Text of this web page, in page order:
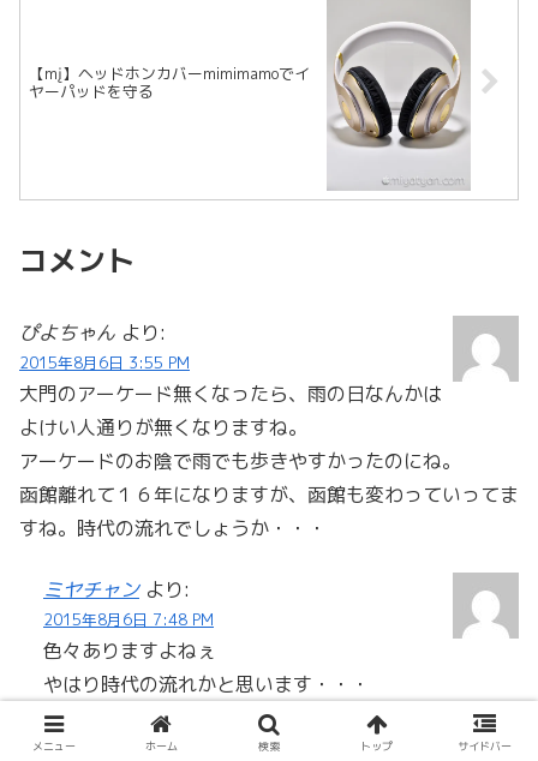
【mį】ヘッドホンカバーmimimamoでイ
ヤーパッドを守る
コメント
ぴよちゃん より:
2015年8月6日 3:55 PM
大門のアーケード無くなったら、雨の日なんかは
よけい人通りが無くなりますね。
アーケードのお陰で雨でも歩きやすかったのにね。
函館離れて１６年になりますが、函館も変わっていってま
すね。時代の流れでしょうか・・・
ミヤチャン より:
2015年8月6日 7:48 PM
色々ありますよねぇ
やはり時代の流れかと思います・・・
でも、これからの新しい大門の1歩と考えて
僕が出来る事はしていきたいと思っています！！
メニュー ホーム 検索 トップ サイドバー